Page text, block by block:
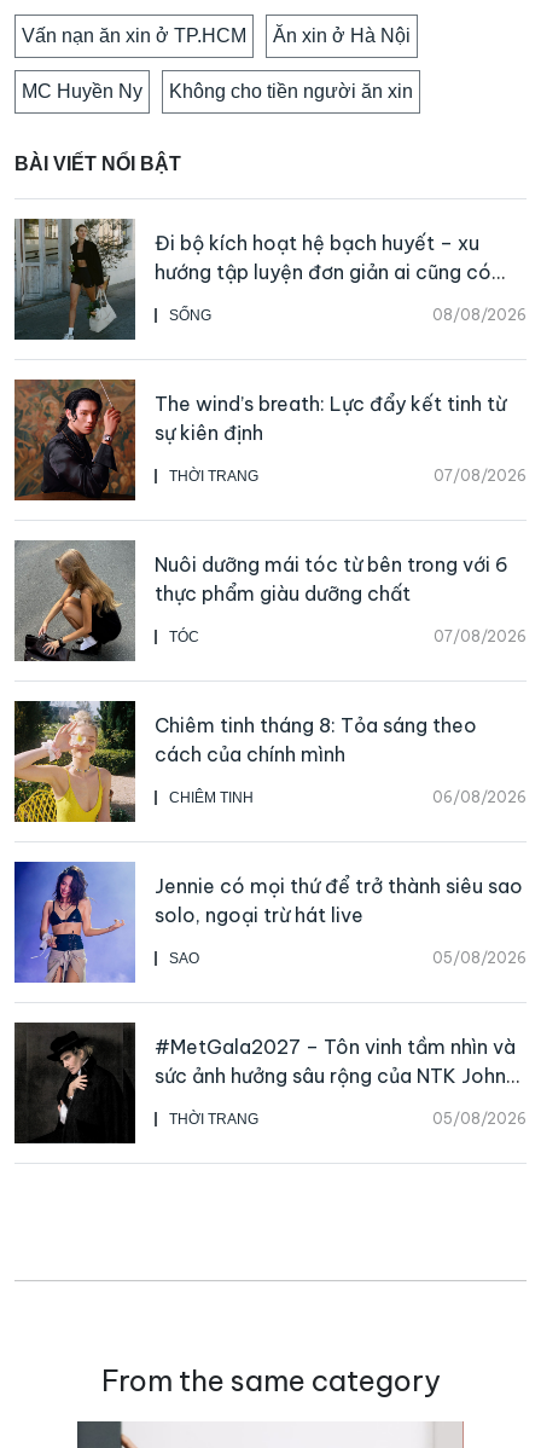
Vấn nạn ăn xin ở TP.HCM Ăn xin ở Hà Nội
MC Huyền Ny Không cho tiền người ăn xin
BÀI VIẾT NỔI BẬT
SỐNG 08/08/2026
Đi bộ kích hoạt hệ bạch huyết – xu
hướng tập luyện đơn giản ai cũng có
thể bắt đầu
THỜI TRANG 07/08/2026
The wind’s breath: Lực đẩy kết tinh từ
sự kiên định
TÓC 07/08/2026
Nuôi dưỡng mái tóc từ bên trong với 6
thực phẩm giàu dưỡng chất
CHIÊM TINH 06/08/2026
Chiêm tinh tháng 8: Tỏa sáng theo
cách của chính mình
SAO 05/08/2026
Jennie có mọi thứ để trở thành siêu sao
solo, ngoại trừ hát live
THỜI TRANG 05/08/2026
#MetGala2027 – Tôn vinh tầm nhìn và
sức ảnh hưởng sâu rộng của NTK John
Galliano
From the same category